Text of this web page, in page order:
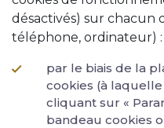
désactivés) sur chacun
téléphone, ordinateur) :
par le biais de la
cookies (à
cliquant sur «
bandeau cookies